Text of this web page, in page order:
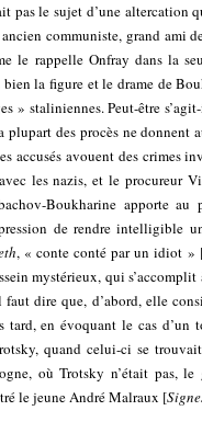
pas le sujet d’une
communiste, grand ami
le rappelle Onfray dans la
la figure et le drame de
» staliniennes. Peut-être
des procès ne donnent
accusés avouent des crimes
les nazis, et le procureur
Boukharine apporte au
de rendre intelligible
, « conte conté par un idiot
mystérieux, qui
faut dire que, d’abord, elle
tard, en évoquant le cas
quand celui-ci se
où Trotsky n’était pas,
le jeune André Malraux [